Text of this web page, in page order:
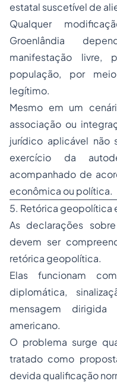
estatal suscetível de
Qualquer
Groenlândia
manifestação livre,
população, por
legítimo.
Mesmo em um
associação ou
jurídico aplicável
exercício da
acompanhado de
econômica ou política.
5. Retórica geopolítica
As declarações
devem ser
retórica geopolítica.
Elas funcionam
diplomática,
mensagem
americano.
O problema surge
tratado como
devida qualificação